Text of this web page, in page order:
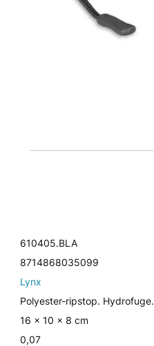
610405.BLA
8714868035099
Lynx
Polyester-ripstop. Hydrofuge.
16 x 10 x 8 cm
0,07